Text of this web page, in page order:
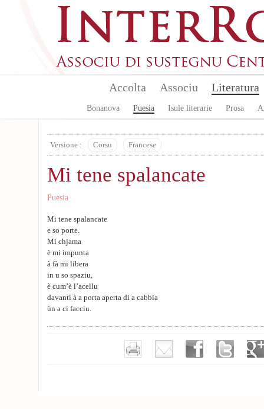
Accolta Associu Literatura
Bonanova Puesia Isule literarie Prosa
Versione : Corsu Francese
Mi tene spalancate
Puesia
Mi tene spalancate
e so porte.
Mi chjama
è mi impunta
à fà mi libera
in u so spaziu,
è cum’è l’acellu
davanti à a porta aperta di a cabbia
ùn a ci facciu.